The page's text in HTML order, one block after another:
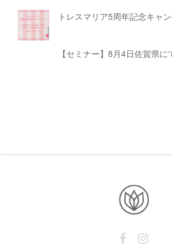
トレスマリア5周年記念キャ
【セミナー】8月4日佐賀県に